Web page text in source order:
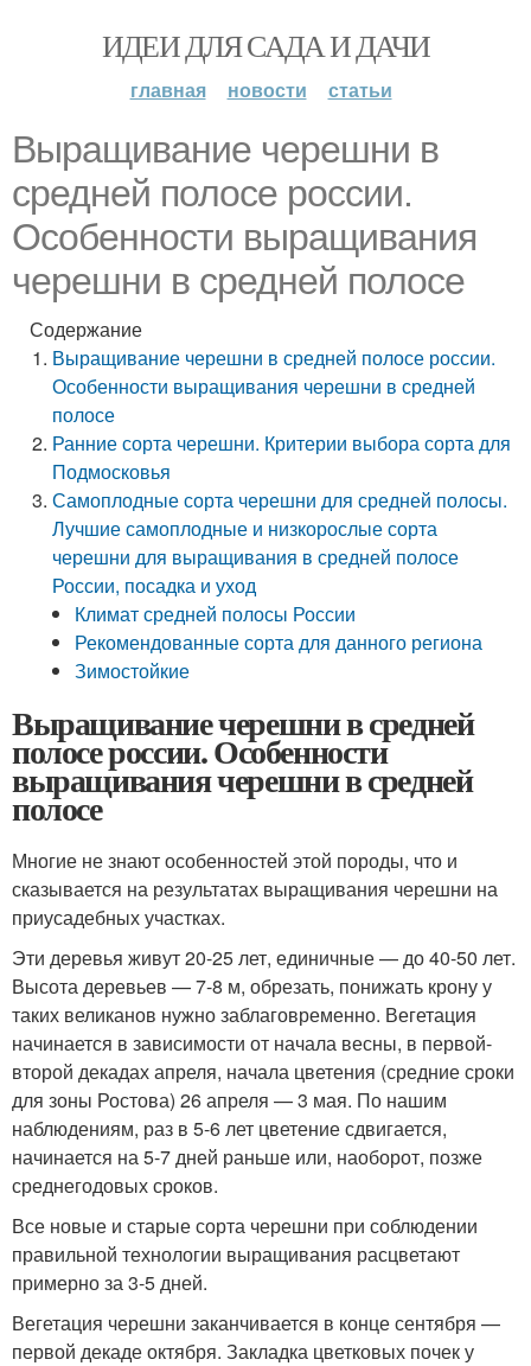
ИДЕИ ДЛЯ САДА И ДАЧИ
главная новости статьи
Выращивание черешни в
средней полосе россии.
Особенности выращивания
черешни в средней полосе
Содержание
Выращивание черешни в средней полосе россии.
Особенности выращивания черешни в средней
полосе
Ранние сорта черешни. Критерии выбора сорта для
Подмосковья
Самоплодные сорта черешни для средней полосы.
Лучшие самоплодные и низкорослые сорта
черешни для выращивания в средней полосе
России, посадка и уход
Климат средней полосы России
Рекомендованные сорта для данного региона
Зимостойкие
Выращивание черешни в средней
полосе россии. Особенности
выращивания черешни в средней
полосе
Многие не знают особенностей этой породы, что и
сказывается на результатах выращивания черешни на
приусадебных участках.
Эти деревья живут 20-25 лет, единичные — до 40-50 лет.
Высота деревьев — 7-8 м, обрезать, понижать крону у
таких великанов нужно заблаговременно. Вегетация
начинается в зависимости от начала весны, в первой-
второй декадах апреля, начала цветения (средние сроки
для зоны Ростова) 26 апреля — 3 мая. По нашим
наблюдениям, раз в 5-6 лет цветение сдвигается,
начинается на 5-7 дней раньше или, наоборот, позже
среднегодовых сроков.
Все новые и старые сорта черешни при соблюдении
правильной технологии выращивания расцветают
примерно за 3-5 дней.
Вегетация черешни заканчивается в конце сентября —
первой декаде октября. Закладка цветковых почек у